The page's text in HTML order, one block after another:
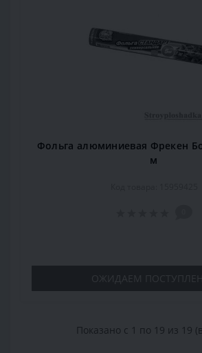
Фольга алюминиевая Фрекен
м
ОЖИДАЕМ
Показано с 1 по 19 из 19